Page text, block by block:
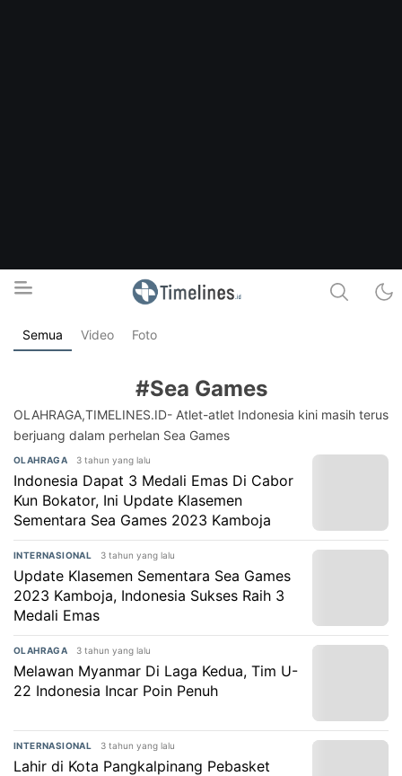
Timelines.id
Media Literasi, Sejarah & Budaya
Semua Video Foto
#Sea Games
OLAHRAGA,TIMELINES.ID- Atlet-atlet Indonesia kini masih terus
berjuang dalam perhelan Sea Games
OLAHRAGA 3 tahun yang lalu
Indonesia Dapat 3 Medali Emas Di Cabor
Kun Bokator, Ini Update Klasemen
Sementara Sea Games 2023 Kamboja
INTERNASIONAL 3 tahun yang lalu
Update Klasemen Sementara Sea Games
2023 Kamboja, Indonesia Sukses Raih 3
Medali Emas
OLAHRAGA 3 tahun yang lalu
Melawan Myanmar Di Laga Kedua, Tim U-
22 Indonesia Incar Poin Penuh
INTERNASIONAL 3 tahun yang lalu
Lahir di Kota Pangkalpinang Pebasket